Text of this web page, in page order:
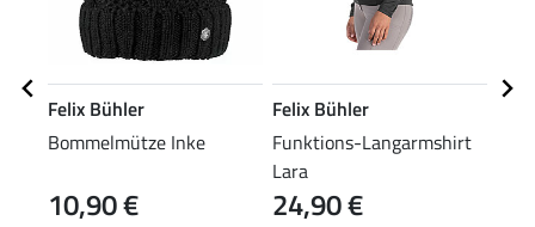
Felix Bühler
Bommelmütze Inke
10,90 €
Felix Bühler
Funktions-Langarmshirt
Lara
24,90 €